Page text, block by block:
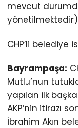
mevcut
yönetilmektedir)
CHP’li belediye
Bayrampaşa:
Mutlu’nun
yapılan ilk
AKP’nin itirazı
İbrahim Akın